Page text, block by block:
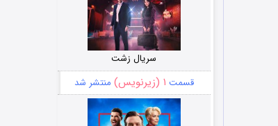
سریال زشت
قسمت ۱ (زیرنویس) منتشر شد